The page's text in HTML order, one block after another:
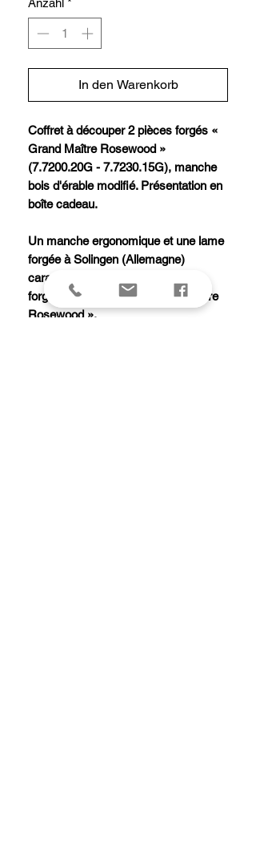
Anzahl *
In den Warenkorb
Coffret à découper 2 pièces forgés «
Grand Maître Rosewood »
(7.7200.20G - 7.7230.15G), manche
bois d'érable modifié. Présentation en
boîte cadeau.
Un manche ergonomique et une lame
forgée à Solingen (Allemagne)
caractérisent la ligne de couteaux
forgés VICTORINOX « Grand Maître
Rosewood ».